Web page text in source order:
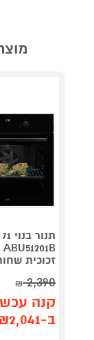
זכוכית
2,390
₪
קנה
ב-₪2,041